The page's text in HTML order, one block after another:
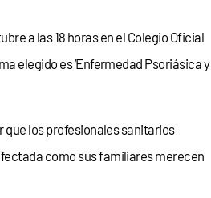
a las 18 horas en el Colegio Oficial
elegido es ‘Enfermedad Psoriásica y
los profesionales sanitarios
como sus familiares merecen